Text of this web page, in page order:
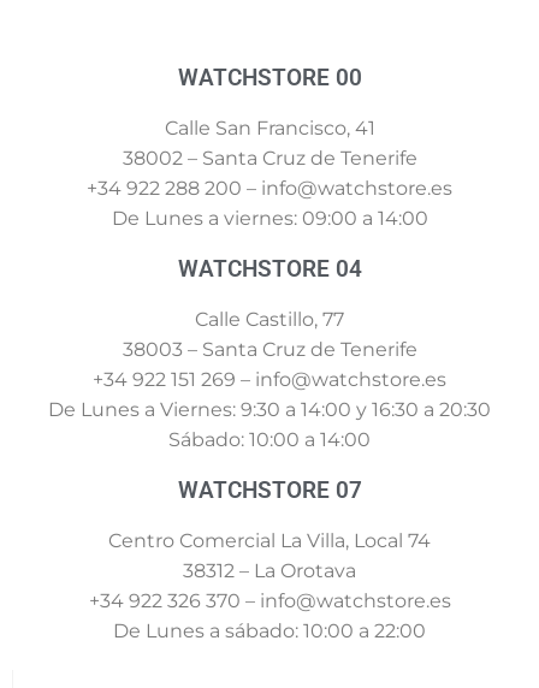
WATCHSTORE 00
Calle San Francisco, 41
38002 – Santa Cruz de Tenerife
+34 922 288 200 – info@watchstore.es
De Lunes a viernes: 09:00 a 14:00
WATCHSTORE 04
Calle Castillo, 77
38003 – Santa Cruz de Tenerife
+34 922 151 269 – info@watchstore.es
De Lunes a Viernes: 9:30 a 14:00 y 16:30 a 20:30
Sábado: 10:00 a 14:00
WATCHSTORE 07
Centro Comercial La Villa, Local 74
38312 – La Orotava
+34 922 326 370 – info@watchstore.es
De Lunes a sábado: 10:00 a 22:00